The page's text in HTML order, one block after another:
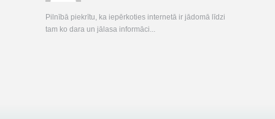
Pilnībā piekrītu, ka iepērkoties internetā ir jādomā līdzi
tam ko dara un jālasa informāci...